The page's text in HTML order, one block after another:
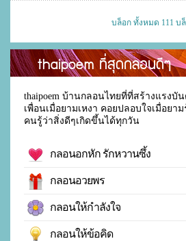
บล็อก ทั้งหมด 111 บ
thaipoem ที่สุดกลอนดีๆ
thaipoem บ้านกลอนไทยที่ที่สร้างแรงบั
เพื่อนเมื่อยามเหงา คอยปลอบใจเมื่อยา
คนรู้ว่าสิ่งดีๆเกิดขึ้นได้ทุกวัน
กลอนอกหัก รักหวานซึ้ง
กลอนอวยพร
กลอนให้กำลังใจ
กลอนให้ข้อคิด